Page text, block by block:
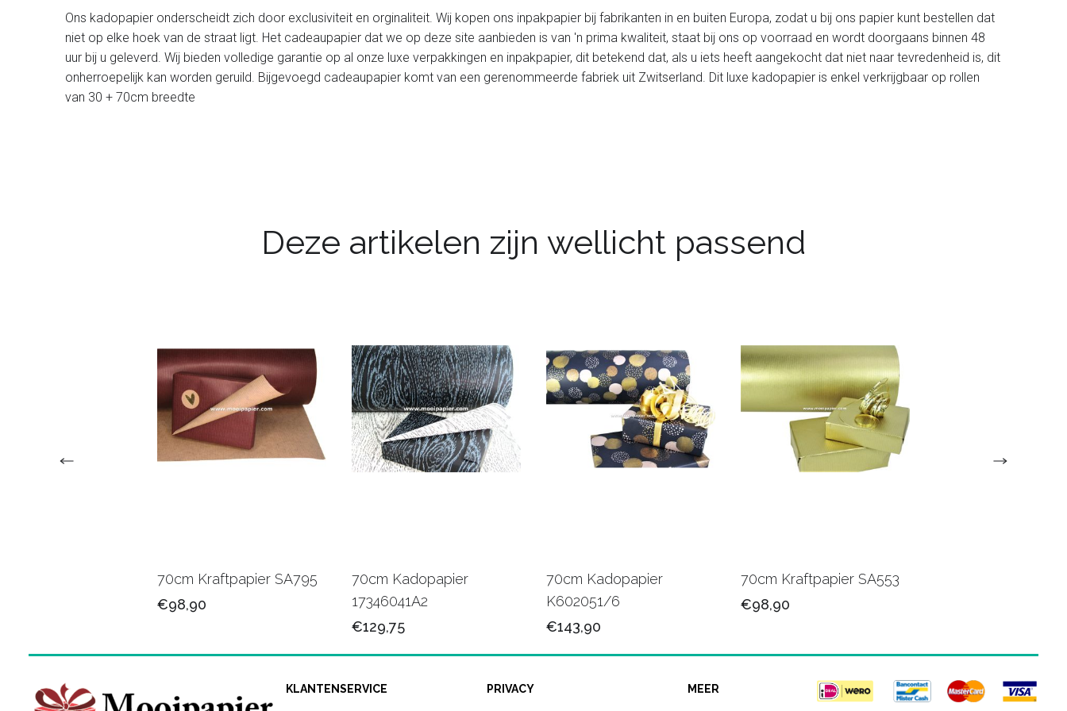
Ons kadopapier onderscheidt zich door exclusiviteit en orginaliteit. Wij kopen ons inpakpapier bij fabrikanten in en buiten Europa, zodat u bij ons papier kunt bestellen dat
niet op elke hoek van de straat ligt. Het cadeaupapier dat we op deze site aanbieden is van 'n prima kwaliteit, staat bij ons op voorraad en wordt doorgaans binnen 48
uur bij u geleverd. Wij bieden volledige garantie op al onze luxe verpakkingen en inpakpapier, dit betekend dat, als u iets heeft aangekocht dat niet naar tevredenheid is, dit
onherroepelijk kan worden geruild. Bijgevoegd cadeaupapier komt van een gerenommeerde fabriek uit Zwitserland. Dit luxe kadopapier is enkel verkrijgbaar op rollen
van 30 + 70cm breedte
Deze artikelen zijn wellicht passend
70cm Kraftpapier SA795
€98,90
70cm Kadopapier
17346041A2
€129,75
70cm Kadopapier
K602051/6
€143,90
70cm Kraftpapier SA553
€98,90
KLANTENSERVICE PRIVACY MEER